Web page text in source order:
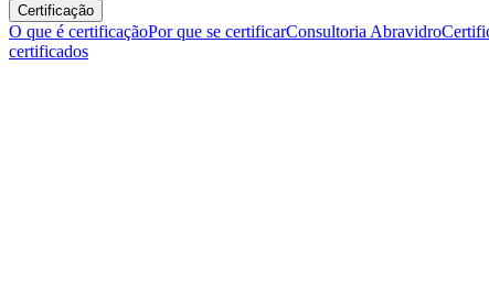
Certificação
O que é certificaçãoPor que se certificarConsultoria Abravidro
certificados